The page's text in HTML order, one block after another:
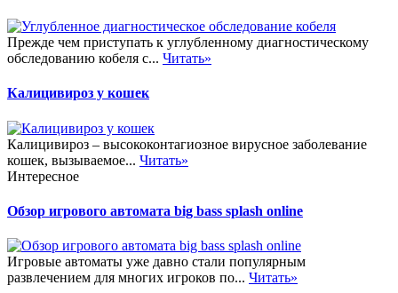
Прежде чем приступать к углубленному диагностическому
обследованию кобеля с... Читать»
Калицивироз у кошек
Калицивироз – высококонтагиозное вирусное заболевание
кошек, вызываемое... Читать»
Интересное
Обзор игрового автомата big bass splash online
Игровые автоматы уже давно стали популярным
развлечением для многих игроков по... Читать»